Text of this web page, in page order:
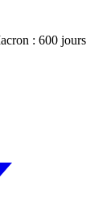
: 600 jours